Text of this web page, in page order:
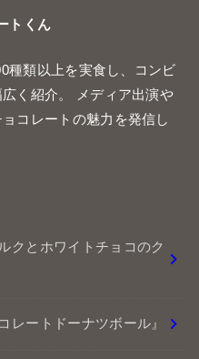
トくん
種類以上を実食し、コンビ
く紹介。 メディア出演や
コレートの魅力を発信し
クとホワイトチョコのク
レートドーナツボール』